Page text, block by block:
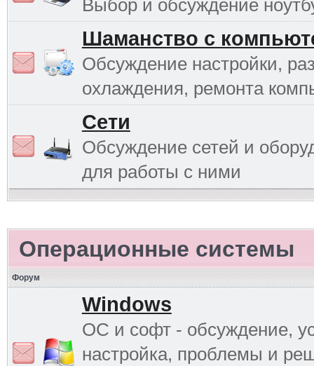
Выбор и обсуждение
Шаманство с
Обсуждение настройки,
охлаждения, ремонта
Сети
Обсуждение сетей и
для работы с ними
Операционные системы
Форум
Windows
ОС и софт - обсуждение,
настройка, проблемы и